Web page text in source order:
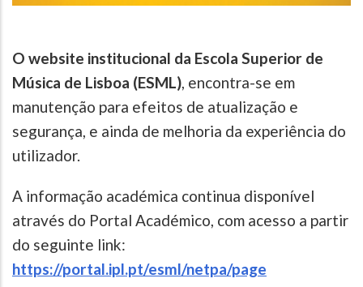
O website institucional da Escola Superior de
Música de Lisboa (ESML), encontra-se em
manutenção para efeitos de atualização e
segurança, e ainda de melhoria da experiência do
utilizador.
A informação académica continua disponível
através do Portal Académico, com acesso a partir
do seguinte link:
https://portal.ipl.pt/esml/netpa/page